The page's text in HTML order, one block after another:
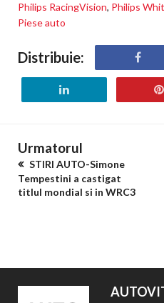
Philips RacingVision, Philips
Piese auto
Distribuie:
Urmatorul
STIRI AUTO-Simone
Tempestini a castigat
titlul mondial si in WRC3